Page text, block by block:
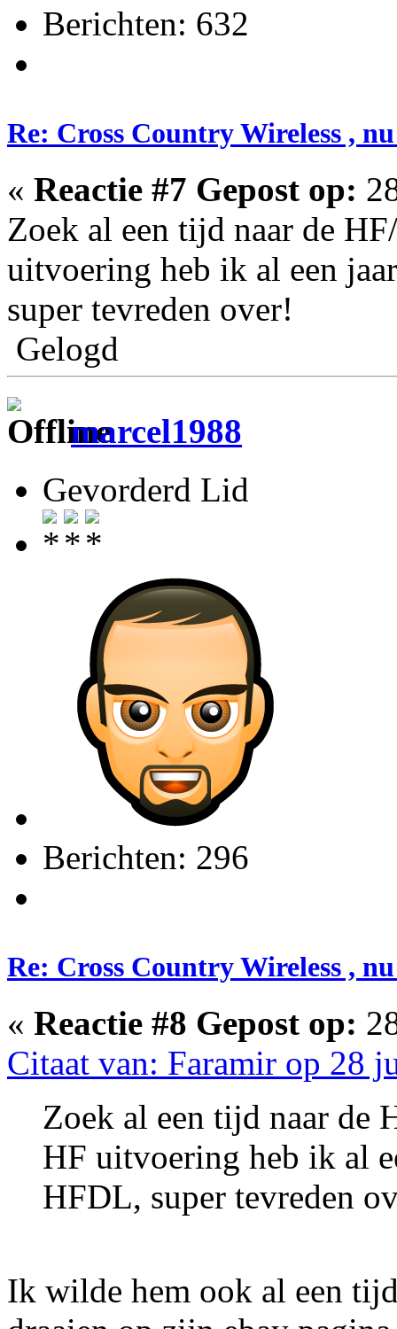
Berichten: 632
Re: Cross Country Wireless ,
« Reactie #7 Gepost op:
Zoek al een tijd naar de
uitvoering heb ik al een
super tevreden over!
Gelogd
marcel1988
Gevorderd Lid
Berichten: 296
Re: Cross Country Wireless ,
« Reactie #8 Gepost op:
Citaat van: Faramir op 28
Zoek al een tijd naar de
HF uitvoering heb ik al
HFDL, super tevreden
Ik wilde hem ook al een